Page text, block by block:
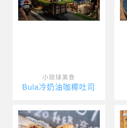
小琉球美食
Bula冷奶油咖椰吐司